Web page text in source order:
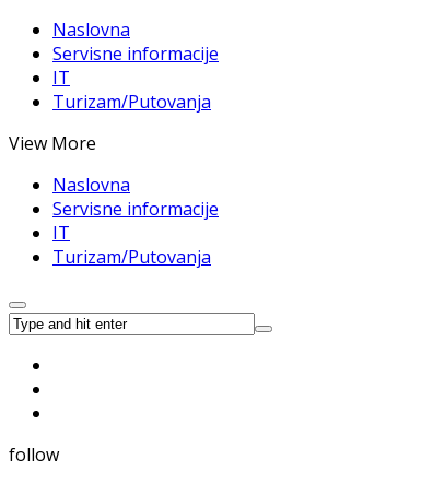
Naslovna
Servisne informacije
IT
Turizam/Putovanja
View More
Naslovna
Servisne informacije
IT
Turizam/Putovanja
follow